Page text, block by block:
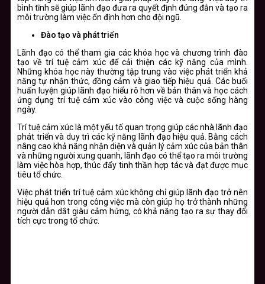
bình tĩnh sẽ giúp lãnh đạo đưa ra quyết định đúng đắn và tạo ra
môi trường làm việc ổn định hơn cho đội ngũ.
Đào tạo và phát triển
Lãnh đạo có thể tham gia các khóa học và chương trình đào
tạo về trí tuệ cảm xúc để cải thiện các kỹ năng của mình.
Những khóa học này thường tập trung vào việc phát triển khả
năng tự nhận thức, đồng cảm và giao tiếp hiệu quả. Các buổi
huấn luyện giúp lãnh đạo hiểu rõ hơn về bản thân và học cách
ứng dụng trí tuệ cảm xúc vào công việc và cuộc sống hàng
ngày.
Trí tuệ cảm xúc là một yếu tố quan trọng giúp các nhà lãnh đạo
phát triển và duy trì các kỹ năng lãnh đạo hiệu quả. Bằng cách
nâng cao khả năng nhận diện và quản lý cảm xúc của bản thân
và những người xung quanh, lãnh đạo có thể tạo ra môi trường
làm việc hòa hợp, thúc đẩy tinh thần hợp tác và đạt được mục
tiêu tổ chức.
Việc phát triển trí tuệ cảm xúc không chỉ giúp lãnh đạo trở nên
hiệu quả hơn trong công việc mà còn giúp họ trở thành những
người dẫn dắt giàu cảm hứng, có khả năng tạo ra sự thay đổi
tích cực trong tổ chức.